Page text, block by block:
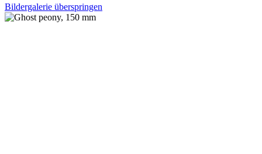
Bildergalerie überspringen